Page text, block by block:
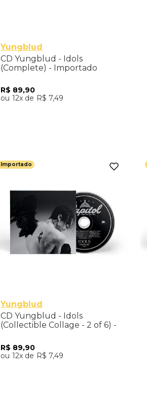
Yungblud
CD Yungblud - Idols
(Complete) - Importado
R$ 89,90
12
R$ 7,49
Importado
Yungblud
CD Yungblud - Idols
(Collectible Collage - 2 of 6) -
R$ 89,90
12
R$ 7,49